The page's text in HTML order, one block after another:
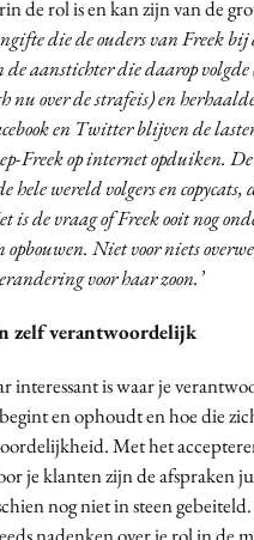
de rol is en kan zijn van de
die de ouders van Freek
aanstichter die daarop
nu over de strafeis) en
en Twitter blijven de
Freek op internet opduiken.
hele wereld volgers en
is de vraag of Freek ooit nog
opbouwen. Niet voor niets
voor haar zoon.’
zelf verantwoordelijk
interessant is waar je
en ophoudt en hoe die
Met het
je klanten zijn de afspraken
nog niet in steen